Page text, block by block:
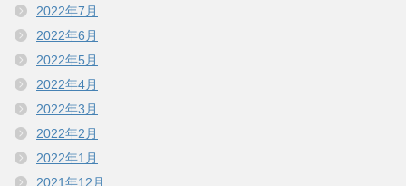
2022年7月
2022年6月
2022年5月
2022年4月
2022年3月
2022年2月
2022年1月
2021年12月